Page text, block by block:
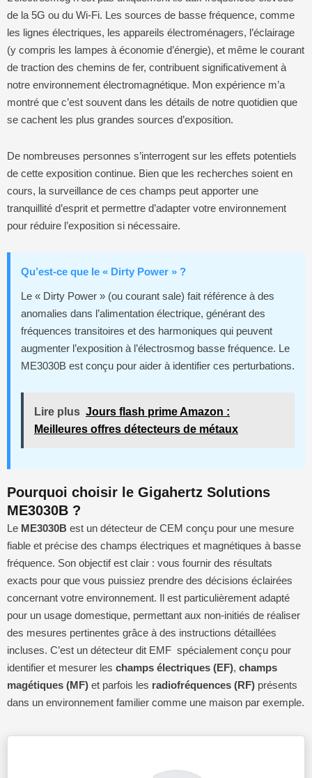
de la 5G ou du Wi-Fi. Les sources de basse fréquence, comme
les lignes électriques, les appareils électroménagers, l’éclairage
(y compris les lampes à économie d’énergie), et même le courant
de traction des chemins de fer, contribuent significativement à
notre environnement électromagnétique. Mon expérience m’a
montré que c’est souvent dans les détails de notre quotidien que
se cachent les plus grandes sources d’exposition.
De nombreuses personnes s’interrogent sur les effets potentiels
de cette exposition continue. Bien que les recherches soient en
cours, la surveillance de ces champs peut apporter une
tranquillité d’esprit et permettre d’adapter votre environnement
pour réduire l’exposition si nécessaire.
Qu’est-ce que le « Dirty Power » ?
Le « Dirty Power » (ou courant sale) fait référence à des
anomalies dans l’alimentation électrique, générant des
fréquences transitoires et des harmoniques qui peuvent
augmenter l’exposition à l’électrosmog basse fréquence. Le
ME3030B est conçu pour aider à identifier ces perturbations.
Lire plus Jours flash prime Amazon :
Meilleures offres détecteurs de métaux
Pourquoi choisir le Gigahertz Solutions
ME3030B ?
Le ME3030B est un détecteur de CEM conçu pour une mesure
fiable et précise des champs électriques et magnétiques à basse
fréquence. Son objectif est clair : vous fournir des résultats
exacts pour que vous puissiez prendre des décisions éclairées
concernant votre environnement. Il est particulièrement adapté
pour un usage domestique, permettant aux non-initiés de réaliser
des mesures pertinentes grâce à des instructions détaillées
incluses. C’est un détecteur dit EMF spécialement conçu pour
identifier et mesurer les champs électriques (EF), champs
magétiques (MF) et parfois les radiofréquences (RF) présents
dans un environnement familier comme une maison par exemple.